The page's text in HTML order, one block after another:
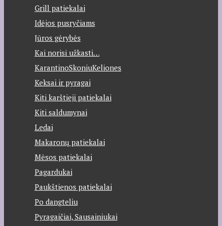
Grill patiekalai
Idėjos pusryčiams
Jūros gėrybės
Kai norisi užkasti…
KarantinoSkoniuKeliones
Keksai ir pyragai
Kiti karštieji patiekalai
Kiti saldumynai
Ledai
Makaronų patiekalai
Mėsos patiekalai
Pagardukai
Paukštienos patiekalai
Po dangteliu
Pyragaičiai, Sausainiukai